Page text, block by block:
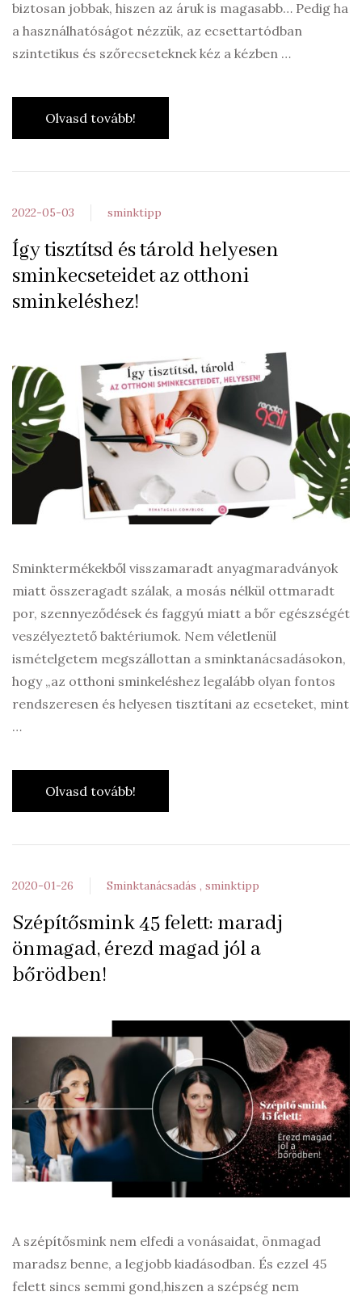
biztosan jobbak, hiszen az áruk is magasabb… Pedig ha
a használhatóságot nézzük, az ecsettartódban
szintetikus és szőrecseteknek kéz a kézben …
Olvasd tovább!
2022-05-03 sminktipp
Így tisztítsd és tárold helyesen
sminkecseteidet az otthoni
sminkeléshez!
Sminktermékekből visszamaradt anyagmaradványok
miatt összeragadt szálak, a mosás nélkül ottmaradt
por, szennyeződések és faggyú miatt a bőr egészségét
veszélyeztető baktériumok. Nem véletlenül
ismételgetem megszállottan a sminktanácsadásokon,
hogy „az otthoni sminkeléshez legalább olyan fontos
rendszeresen és helyesen tisztítani az ecseteket, mint
…
Olvasd tovább!
2020-01-26 Sminktanácsadás sminktipp
Szépítősmink 45 felett: maradj
önmagad, érezd magad jól a
bőrödben!
A szépítősmink nem elfedi a vonásaidat, önmagad
maradsz benne, a legjobb kiadásodban. És ezzel 45
felett sincs semmi gond,hiszen a szépség nem